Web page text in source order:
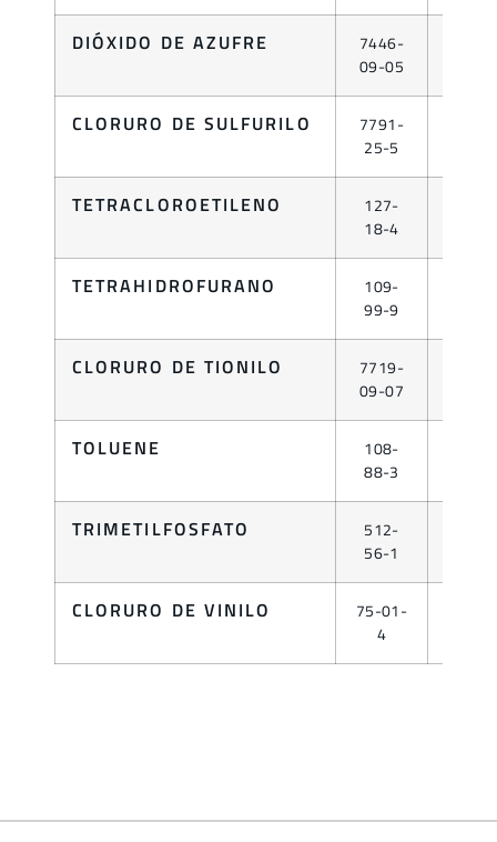
DIÓXIDO DE AZUFRE
7446-
09-05
CLORURO DE SULFURILO
7791-
25-5
TETRACLOROETILENO
127-
18-4
TETRAHIDROFURANO
109-
99-9
CLORURO DE TIONILO
7719-
09-07
TOLUENE
108-
88-3
TRIMETILFOSFATO
512-
56-1
CLORURO DE VINILO
75-01-
4